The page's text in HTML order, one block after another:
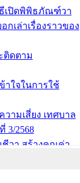
ธีเปิดพิพิธภัณฑ์วา
อกเล่าเรื่องราวของ
ติดตาม
าใจในการใช้
ามเสี่ยง เทศบาล
3/2568
ชีวา สร้างคุณค่า
รินชำราบให้เป็น